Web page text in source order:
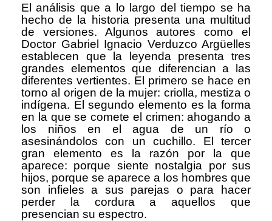
El análisis que a lo largo del tiempo se ha
hecho de la historia presenta una multitud
de versiones. Algunos autores como el
Doctor Gabriel Ignacio Verduzco Argüelles
establecen que la leyenda presenta tres
grandes elementos que diferencian a las
diferentes vertientes. El primero se hace en
torno al origen de la mujer: criolla, mestiza o
indígena. El segundo elemento es la forma
en la que se comete el crimen: ahogando a
los niños en el agua de un río o
asesinándolos con un cuchillo. El tercer
gran elemento es la razón por la que
aparece: porque siente nostalgia por sus
hijos, porque se aparece a los hombres que
son infieles a sus parejas o para hacer
perder la cordura a aquellos que
presencian su espectro.